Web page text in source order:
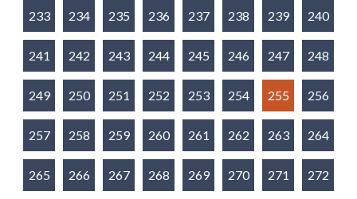
233 234 235 236 237 238 239 240
241 242 243 244 245 246 247 248
249 250 251 252 253 254 255 256
257 258 259 260 261 262 263 264
265 266 267 268 269 270 271 272